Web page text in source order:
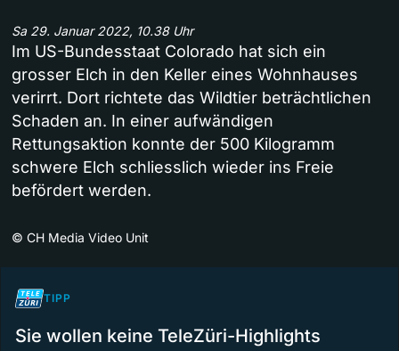
Sa 29. Januar 2022, 10.38 Uhr
Im US-Bundesstaat Colorado hat sich ein
grosser Elch in den Keller eines Wohnhauses
verirrt. Dort richtete das Wildtier beträchtlichen
Schaden an. In einer aufwändigen
Rettungsaktion konnte der 500 Kilogramm
schwere Elch schliesslich wieder ins Freie
befördert werden.
© CH Media Video Unit
TIPP
Sie wollen keine TeleZüri-Highlights